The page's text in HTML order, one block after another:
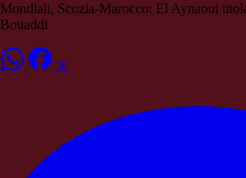
Mondiali, Scozia-Marocco: El Aynaoui
Bouaddi